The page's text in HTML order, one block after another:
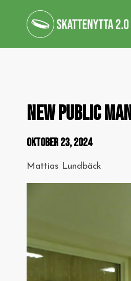
NEW PUBLIC
OKTOBER 23, 2024
Mattias Lundbäck